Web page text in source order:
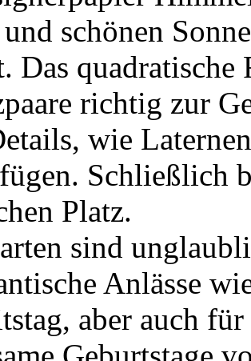
schönen
Das
richtig zur
wie
Schließlich
Platz.
sind
Anlässe
aber auch